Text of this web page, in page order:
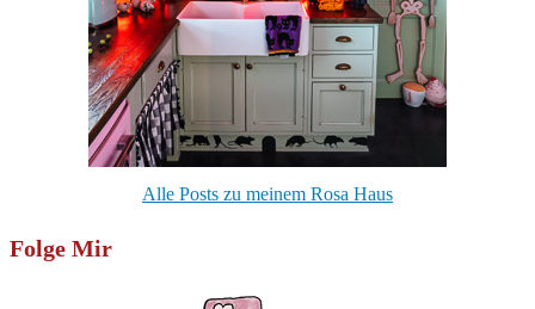
Alle Posts zu meinem Rosa Haus
Folge Mir